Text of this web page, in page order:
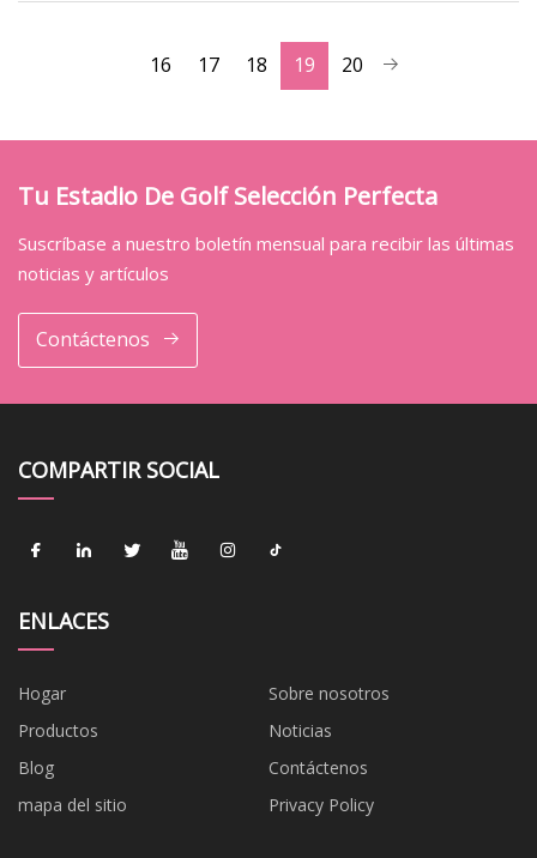
16 17 18 19 20
Tu Estadio De Golf Selección Perfecta
Suscríbase a nuestro boletín mensual para recibir las últimas
noticias y artículos
Contáctenos
COMPARTIR SOCIAL
ENLACES
Hogar
Sobre nosotros
Productos
Noticias
Blog
Contáctenos
mapa del sitio
Privacy Policy